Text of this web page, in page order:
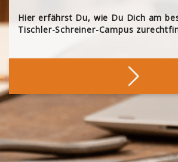
Hier erfährst Du, wie Du Dich am
Tischler-Schreiner-Campus